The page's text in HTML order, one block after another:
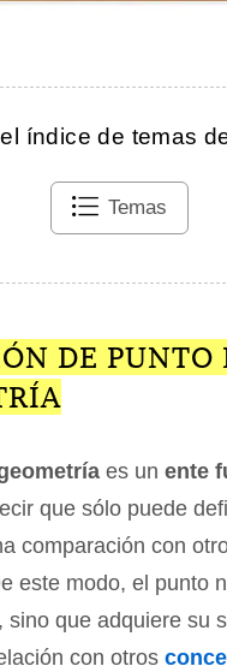
índice de temas
Temas
DE PUNTO
es un ente
que sólo puede
comparación con
este modo, el punto
sino que adquiere su
con otros